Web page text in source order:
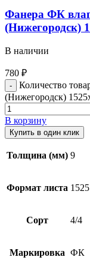
Фанера ФК
(Нижегородск)
В наличии
780 ₽
Количество
(Нижегородск)
В корзину
Купить в один клик
Толщина (мм) 9
Формат листа
Сорт 4/4
Маркировка ФК